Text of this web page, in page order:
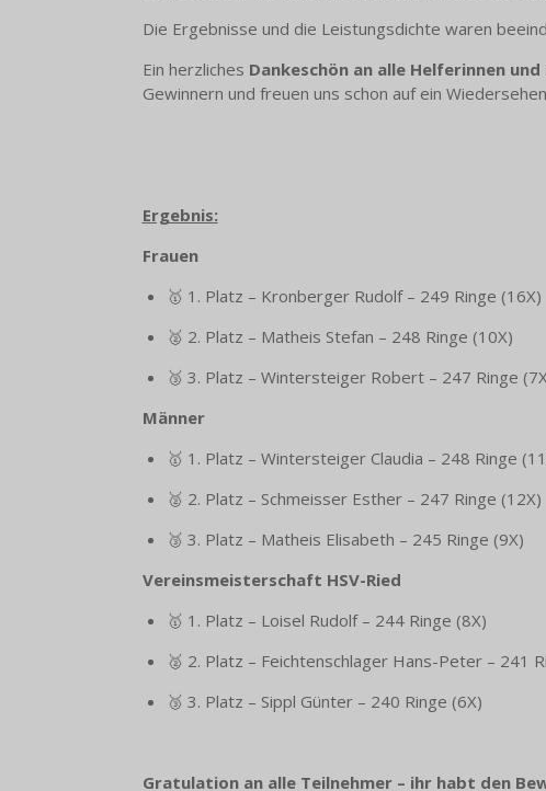
Die Ergebnisse und die Leistungsdichte waren
Ein herzliches Dankeschön an alle Helferinnen
Gewinnern und freuen uns schon auf ein
Ergebnis:
Frauen
🥇 1. Platz – Kronberger Rudolf – 249 Ringe (16X)
🥈 2. Platz – Matheis Stefan – 248 Ringe (10X)
🥉 3. Platz – Wintersteiger Robert – 247 Ringe
Männer
🥇 1. Platz – Wintersteiger Claudia – 248 Ringe
🥈 2. Platz – Schmeisser Esther – 247 Ringe (12X)
🥉 3. Platz – Matheis Elisabeth – 245 Ringe (9X)
Vereinsmeisterschaft HSV-Ried
🥇 1. Platz – Loisel Rudolf – 244 Ringe (8X)
🥈 2. Platz – Feichtenschlager Hans-Peter – 241
🥉 3. Platz – Sippl Günter – 240 Ringe (6X)
Gratulation an alle Teilnehmer – ihr habt den